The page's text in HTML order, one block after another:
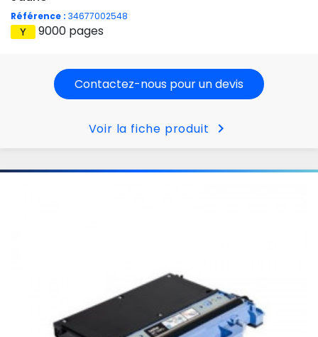
Référence : 34677002548
9000 pages
Contactez-nous pour un devis
Voir la fiche produit chevron_right